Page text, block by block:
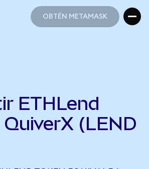
OBTÉN METAMASK
ETHLend
QuiverX (LEND